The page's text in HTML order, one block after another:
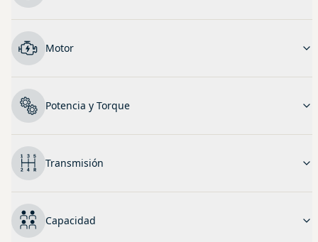
Motor
Potencia y Torque
Transmisión
Capacidad